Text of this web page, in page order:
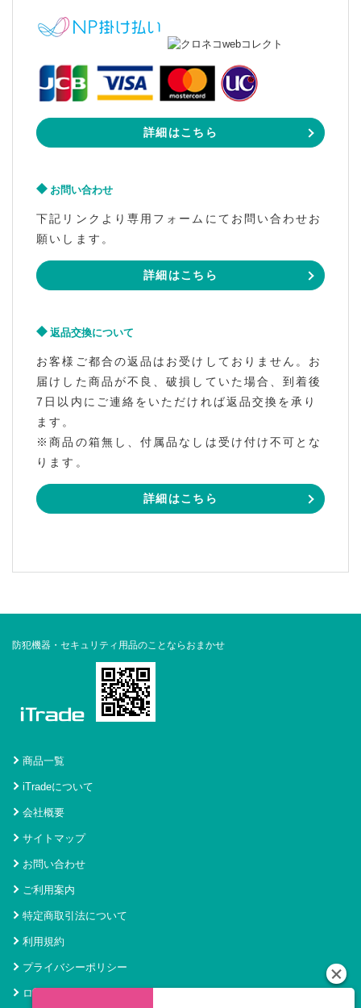
詳細はこちら
お問い合わせ
下記リンクより専用フォームにてお問い合わせお
願いします。
詳細はこちら
返品交換について
お客様ご都合の返品はお受けしておりません。お
届けした商品が不良、破損していた場合、到着後
7日以内にご連絡をいただければ返品交換を承り
ます。
※商品の箱無し、付属品なしは受け付け不可とな
ります。
詳細はこちら
防犯機器・セキュリティ用品のことならおまかせ
商品一覧
iTradeについて
会社概要
サイトマップ
お問い合わせ
ご利用案内
特定商取引法について
利用規約
プライバシーポリシー
ログイン